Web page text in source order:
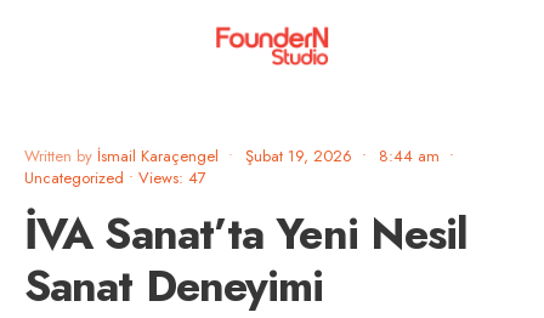
Written by İsmail Karaçengel • Şubat 19, 2026 • 8:44 am •
Uncategorized • Views: 47
İVA Sanat’ta Yeni Nesil
Sanat Deneyimi